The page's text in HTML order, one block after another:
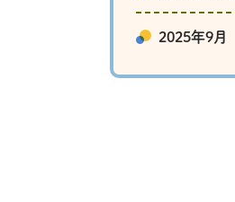
2025年9月